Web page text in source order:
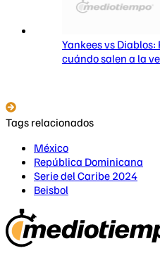
Yankees vs Diablos:
cuándo salen a la
Tags relacionados
México
República Dominicana
Serie del Caribe 2024
Beisbol